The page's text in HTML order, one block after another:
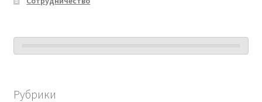
Рубрики